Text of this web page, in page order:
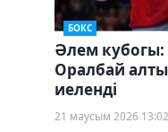
БОКС
Әлем
Оралбай
иеленді
21 маусым 2026 13:02